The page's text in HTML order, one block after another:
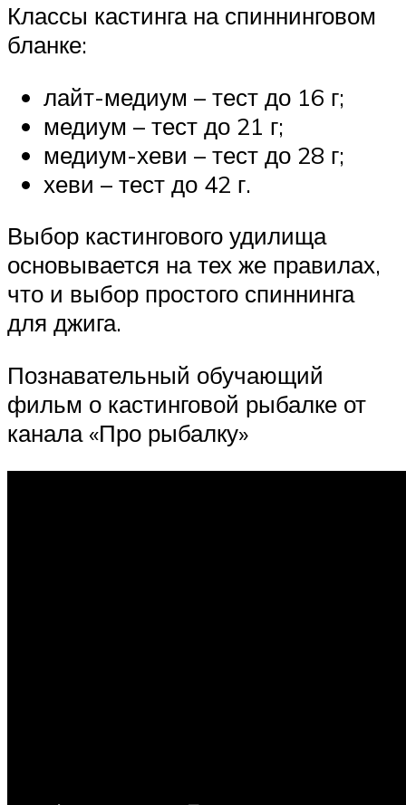
Классы кастинга на спиннинговом
бланке:
лайт-медиум – тест до 16 г;
медиум – тест до 21 г;
медиум-хеви – тест до 28 г;
хеви – тест до 42 г.
Выбор кастингового удилища
основывается на тех же правилах,
что и выбор простого спиннинга
для джига.
Познавательный обучающий
фильм о кастинговой рыбалке от
канала «Про рыбалку»